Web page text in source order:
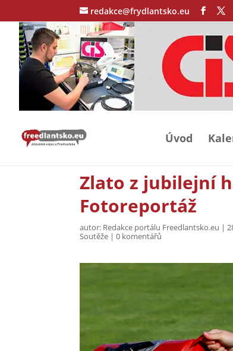
redakce@frydlantsko.eu
Úvod
Zlato z jubilejní
Fotoreportáž
autor: Redakce portálu Freedlantsko.eu |
Soutěže |0 komentářů